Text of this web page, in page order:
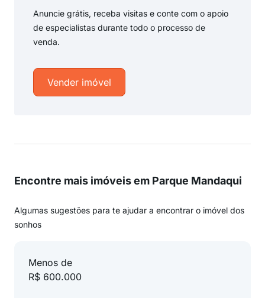
Anuncie grátis, receba visitas e conte com o apoio
de especialistas durante todo o processo de
venda.
Vender imóvel
Encontre mais imóveis em Parque Mandaqui
Algumas sugestões para te ajudar a encontrar o imóvel dos
sonhos
Menos de
R$ 600.000